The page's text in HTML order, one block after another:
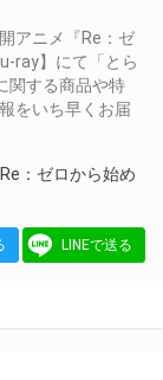
アニメ『Re：ゼ
ray】にて「とら
関する商品や特
をいち早くお届
：ゼロから始め
LINEで送る